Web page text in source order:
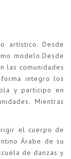
artístico. Desde
modelo.Desde
las comunidades
integro los
y participo en
Mientras
el cuerpo de
Árabe de su
de danzas y